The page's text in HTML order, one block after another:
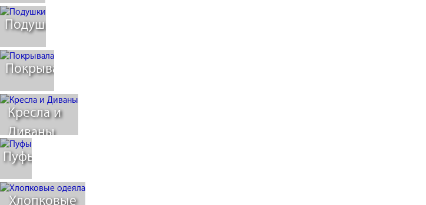
Подушки
Покрывала
Кресла и
Диваны
Пуфы
Хлопковые